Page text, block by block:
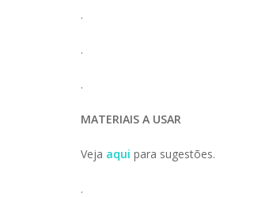
.
.
.
MATERIAIS A USAR
Veja aqui para sugestões.
.